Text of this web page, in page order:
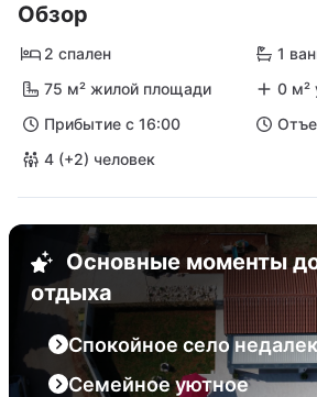
Обзор
2 спален
1
75 м² жилой площади
0 м²
Прибытие с 16:00
4 (+2) человек
Основные моменты
отдыха
Спокойное село
Семейное уютное